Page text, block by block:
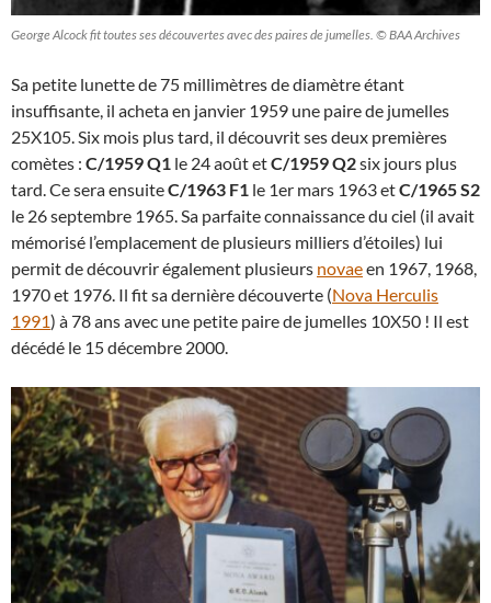
George Alcock fit toutes ses découvertes avec des paires de jumelles. © BAA Archives
Sa petite lunette de 75 millimètres de diamètre étant
insuffisante, il acheta en janvier 1959 une paire de jumelles
25X105. Six mois plus tard, il découvrit ses deux premières
comètes : C/1959 Q1 le 24 août etC/1959 Q2six jours plus
tard. Ce sera ensuiteC/1963 F1 le 1er mars 1963 etC/1965 S2
le 26 septembre 1965. Sa parfaite connaissance du ciel (il avait
mémorisé l’emplacement de plusieurs milliers d’étoiles) lui
permit de découvrir également plusieurs novaeen 1967, 1968,
1970 et 1976. Il fit sa dernière découverte (Nova Herculis
1991) à 78 ans avec une petite paire de jumelles 10X50 ! Il est
décédé le 15 décembre 2000.